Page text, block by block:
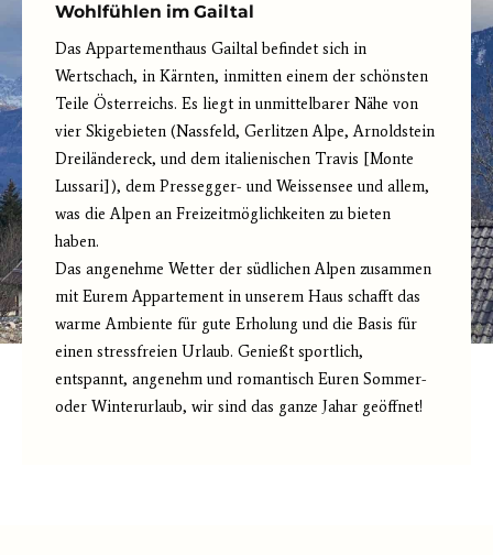
Wohlfühlen im Gailtal
Das Appartementhaus Gailtal befindet sich in
Wertschach, in Kärnten, inmitten einem der schönsten
Teile Österreichs. Es liegt in unmittelbarer Nähe von
vier Skigebieten (Nassfeld, Gerlitzen Alpe, Arnoldstein
Dreiländereck, und dem italienischen Travis [Monte
Lussari]), dem Pressegger- und Weissensee und allem,
was die Alpen an Freizeitmöglichkeiten zu bieten
haben.
Das angenehme Wetter der südlichen Alpen zusammen
mit Eurem Appartement in unserem Haus schafft das
warme Ambiente für gute Erholung und die Basis für
einen stressfreien Urlaub. Genießt sportlich,
entspannt, angenehm und romantisch Euren Sommer-
oder Winterurlaub, wir sind das ganze Jahar geöffnet!